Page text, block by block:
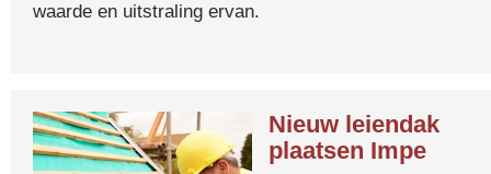
waarde en uitstraling ervan.
Nieuw leiendak
plaatsen Impe